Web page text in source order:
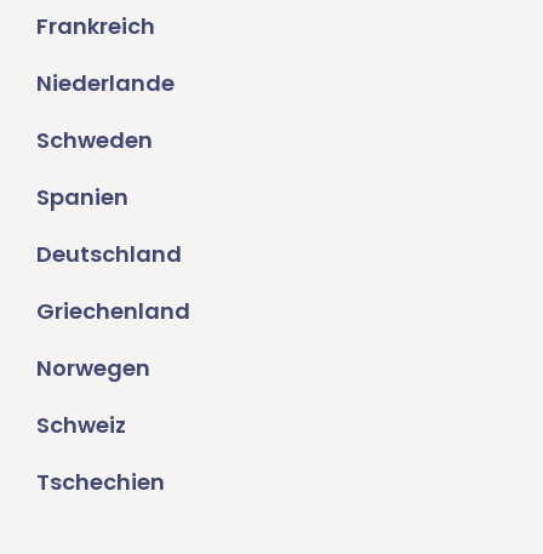
Frankreich
Niederlande
Schweden
Spanien
Deutschland
Griechenland
Norwegen
Schweiz
Tschechien